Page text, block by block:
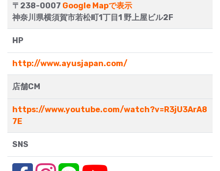
〒238-0007 Google Mapで表示
神奈川県横須賀市若松町1丁目1 野上屋ビル2F
HP
http://www.ayusjapan.com/
店舗CM
https://www.youtube.com/watch?v=R3jU3ArA8
7E
SNS